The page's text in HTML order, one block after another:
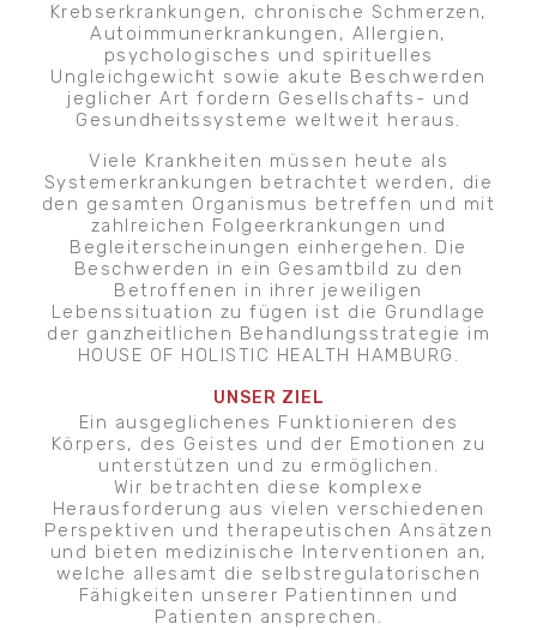
Krebserkrankungen, chronische Schmerzen,
Autoimmunerkrankungen, Allergien,
psychologisches und spirituelles
Ungleichgewicht sowie akute Beschwerden
jeglicher Art fordern Gesellschafts- und
Gesundheitssysteme weltweit heraus.
Viele Krankheiten müssen heute als
Systemerkrankungen betrachtet werden, die
den gesamten Organismus betreffen und mit
zahlreichen Folgeerkrankungen und
Begleiterscheinungen einhergehen. Die
Beschwerden in ein Gesamtbild zu den
Betroffenen in ihrer jeweiligen
Lebenssituation zu fügen ist die Grundlage
der ganzheitlichen Behandlungsstrategie im
HOUSE OF HOLISTIC HEALTH HAMBURG.
UNSER ZIEL
Ein ausgeglichenes Funktionieren des
Körpers, des Geistes und der Emotionen zu
unterstützen und zu ermöglichen.
Wir betrachten diese komplexe
Herausforderung aus vielen verschiedenen
Perspektiven und therapeutischen Ansätzen
und bieten medizinische Interventionen an,
welche allesamt die selbstregulatorischen
Fähigkeiten unserer Patientinnen und
Patienten ansprechen.